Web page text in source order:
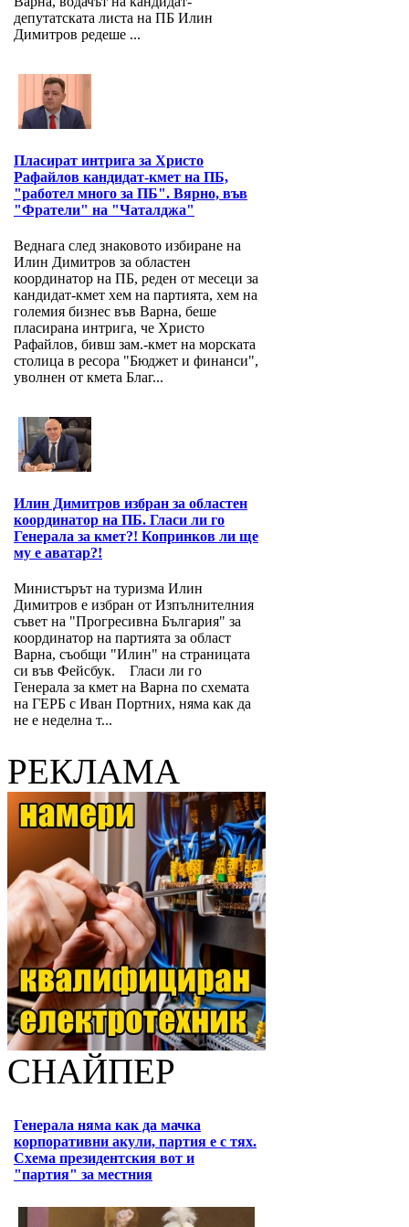
депутатската листа на ПБ Илин
Димитров редеше ...
Пласират интрига за Христо
Рафайлов кандидат-кмет на ПБ,
"работел много за ПБ". Вярно, във
"Фратели" на "Чаталджа"
Веднага след знаковото избиране на
Илин Димитров за областен
координатор на ПБ, реден от месеци за
кандидат-кмет хем на партията, хем на
големия бизнес във Варна, беше
пласирана интрига, че Христо
Рафайлов, бивш зам.-кмет на морската
столица в ресора "Бюджет и финанси",
уволнен от кмета Благ...
Илин Димитров избран за областен
координатор на ПБ. Гласи ли го
Генерала за кмет?! Копринков ли ще
му е аватар?!
Министърът на туризма Илин
Димитров е избран от Изпълнителния
съвет на "Прогресивна България" за
координатор на партията за област
Варна, съобщи "Илин" на страницата
си във Фейсбук. Гласи ли го
Генерала за кмет на Варна по схемата
на ГЕРБ с Иван Портних, няма как да
не е неделна т...
РЕКЛАМА
СНАЙПЕР
Генерала няма как да мачка
корпоративни акули, партия е с тях.
Схема президентския вот и
"партия" за местния